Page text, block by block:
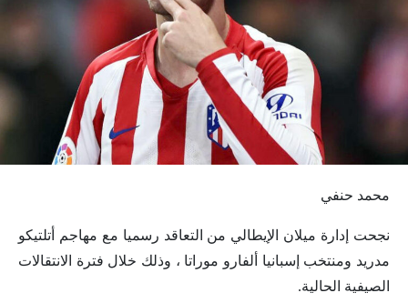
محمد حنفي
نجحت إدارة ميلان الإيطالي من التعاقد رسميا مع مهاجم أتلتيكو
مدريد ومنتخب إسبانيا ألفارو موراتا ، وذلك خلال فترة الانتقالات
الصيفية الحالية.